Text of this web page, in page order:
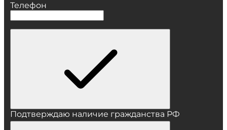
Телефон
Подтверждаю наличие гражданства РФ